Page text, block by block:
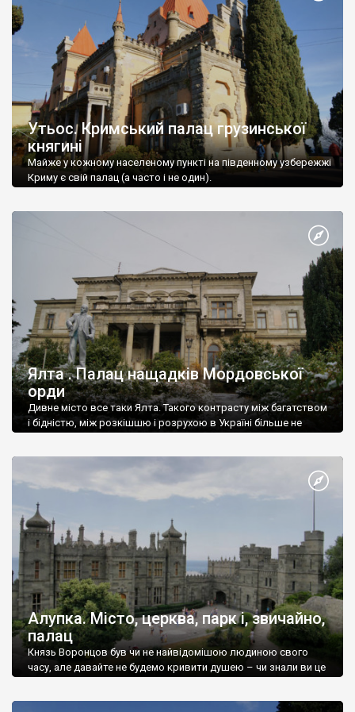
Утьос. Кримський палац грузинської
княгині
Майже у кожному населеному пункті на південному узбережжі
Криму є свій палац (а часто і не один).
Ялта . Палац нащадків Мордовської
орди
Дивне місто все таки Ялта. Такого контрасту між багатством
і бідністю, між розкішшю і розрухою в Україні більше не
Алупка. Місто, церква, парк і, звичайно,
палац
Князь Воронцов був чи не найвідомішою людиною свого
часу, але давайте не будемо кривити душею – чи знали ви це